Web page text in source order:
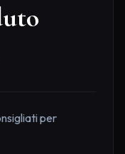
per